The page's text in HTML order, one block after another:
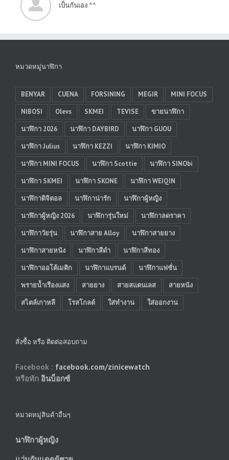
เป็นกันเอง ^^
หมวดหมู่นาฬิกา
BENYAR CUENA FORSINING MEGIR
MINI FOCUS
NIBOSI
Olevs SKMEI TEVISE
ขายนาฬิกา
นาฬิกา 2026
นาฬิกา DAYBIRD
นาฬิกา GUOU
นาฬิกา Julius
นาฬิกา KEZZI
นาฬิกา KIMIO
นาฬิกา MINI FOCUS
นาฬิกา Scottie
นาฬิกา SINObi
นาฬิกา SKMEI
นาฬิกา SKONE
นาฬิกา WEIQIN
นาฬิกาดิจิตอล
นาฬิกาน่ารัก
นาฬิกาผู้หญิง
นาฬิกาผู้หญิง 2026
นาฬิการุ่นใหม่
นาฬิกาลดราคา
นาฬิกาวัยรุ่น
นาฬิกาสาย Alloy
นาฬิกาสายยาง
นาฬิกาสายหนัง
นาฬิกาสีดำ
นาฬิกาสีทอง
นาฬิกาออโต้เมติก
นาฬิกาแบรนด์
นาฬิกาแฟชั่น
พรายน้ำเรืองแสง
สายยาง สายสแตนเลส
สายหนัง
สไตล์เกาหลี
โรสโกลด์ ใส่ทำงาน ใส่ออกงาน
สั่งซื้อ หรือ ติดต่อสอบถาม
Facebook : facebook.com/zinicewatch
หรือทัก อินบ็อกซ์
หมวดหมู่สินค้าอื่นๆ
นาฬิกาผู้หญิง